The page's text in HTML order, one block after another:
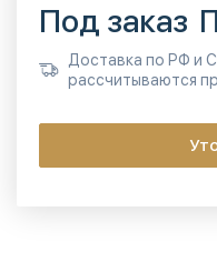
Под заказ
Доставка по РФ и
рассчитываются